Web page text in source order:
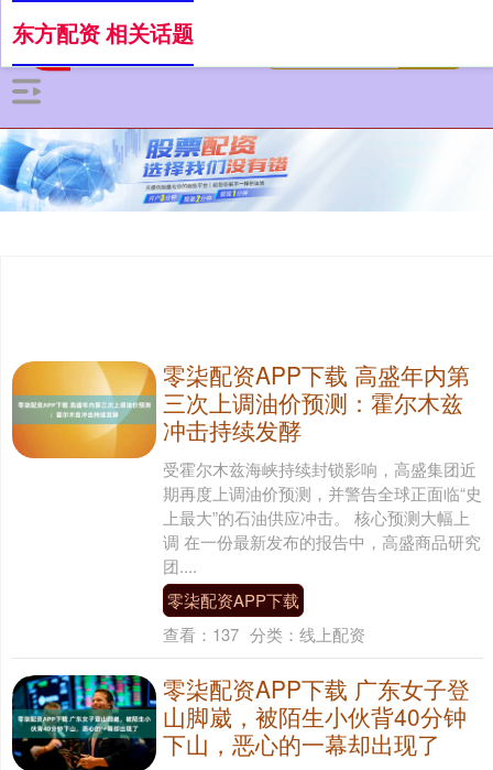
东方配资 相关话题
零柒配资APP下载 高盛年内第
三次上调油价预测：霍尔木兹
冲击持续发酵
受霍尔木兹海峡持续封锁影响，高盛集团近
期再度上调油价预测，并警告全球正面临“史
上最大”的石油供应冲击。 核心预测大幅上
调 在一份最新发布的报告中，高盛商品研究
团....
零柒配资APP下载
查看： 137 分类： 线上配资
零柒配资APP下载 广东女子登
山脚崴，被陌生小伙背40分钟
下山，恶心的一幕却出现了